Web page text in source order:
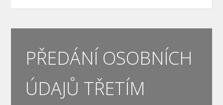
PŘEDÁNÍ OSOBNÍCH
ÚDAJŮ TŘETÍM